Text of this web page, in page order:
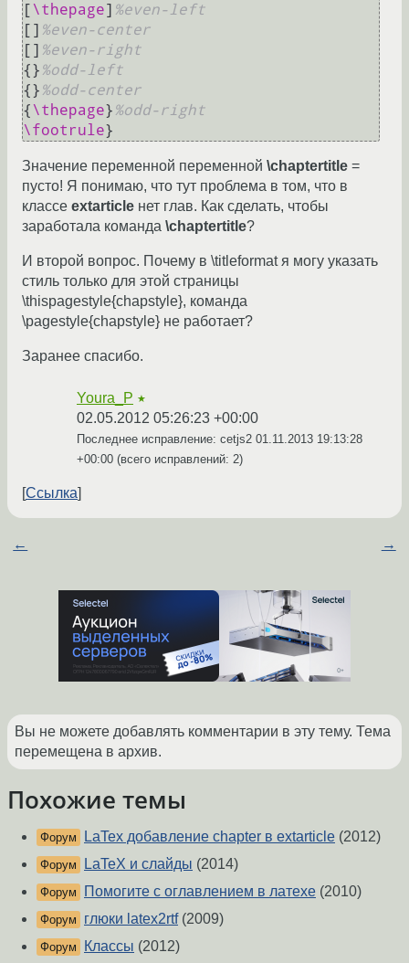
[\thepage] %even-left
[] %even-center
[] %even-right
{} %odd-left
{} %odd-center
{\thepage} %odd-right
\footrule
Значение переменной переменной \chaptertitle =
пусто! Я понимаю, что тут проблема в том, что в
классе extarticle нет глав. Как сделать, чтобы
заработала команда \chaptertitle?
И второй вопрос. Почему в \titleformat я могу указать
стиль только для этой страницы
\thispagestyle{chapstyle}, команда
\pagestyle{chapstyle} не работает?
Заранее спасибо.
Youra_P ★
02.05.2012 05:26:23 +00:00
Последнее исправление: cetjs2 01.11.2013 19:13:28
+00:00 (всего исправлений: 2)
Ссылка
← →
Вы не можете добавлять комментарии в эту тему. Тема
перемещена в архив.
Похожие темы
Форум LaTex добавление chapter в extarticle (2012)
Форум LaTeX и слайды (2014)
Форум Помогите с оглавлением в латехе (2010)
Форум глюки latex2rtf(2009)
Форум Классы (2012)